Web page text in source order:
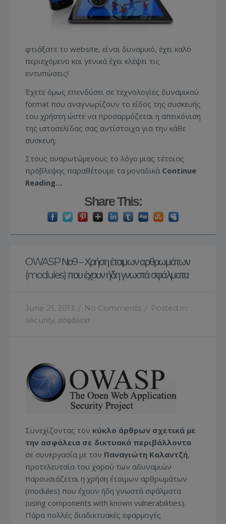
φτιάξατε το website, είναι δυναμικό, έχει καλό
περιεχόμενο και γενικά έχει κλέψει τις
εντυπώσεις!
Έχετε όμως επενδύσει σε τεχνολογίες δυναμικού
format που αναγνωρίζουν το είδος της συσκευής
του χρήστη ώστε να προσαρμόζεται η απεικόνιση
της ιστοσελίδας σας αντίστοιχα για την κάθε
συσκευή;
Στους αναρωτώμενους το λόγο μιας τέτοιας
πρόβλεψης παραθέτουμε τα μοναδικά Continue
Reading…
Share This:
OWASP Νο9 – Χρήση έτοιμων αρθρωμάτων
(modules) που έχουν ήδη γνωστά σφάλματα
June 21, 2013 / No Comments / Posted in:
security, ασφάλεια
Συνεχίζοντας τον κύκλο άρθρων σχετικά με
την ασφάλεια σε δικτυακά περιβάλλοντα
σε συνεργασία με τον Παναγιώτη Καλαντζή,
προτελευταία του χορού των αδυναμιών
παρουσιάζεται η χρήση έτοιμων αρθρωμάτων
(modules) που έχουν ήδη γνωστά σφάλματα
(using components with known vulnerabilities).
Πάρα πολλές διαδικτυακές εφαρμογές